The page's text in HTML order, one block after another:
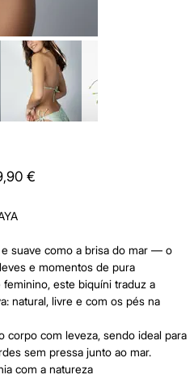
€
suave como a brisa do mar — o
e momentos de pura
este biquíni traduz a
natural, livre e com os pés na
corpo com leveza, sendo ideal para
sem pressa junto ao mar.
com a natureza